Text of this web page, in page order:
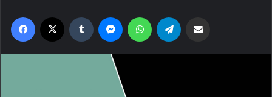
Facebook Tumblr MessengerWhatsApp